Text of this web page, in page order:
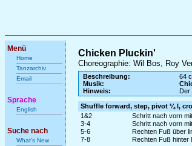
Menü
Home
Tanzarchiv
Email
Sprache
English
Suche nach
What's New
Chicken Pluckin'
Choreographie: Wil Bos, Roy
Beschreibung:
64
Musik:
Hinweis:
Der
Shuffle forward, step, pivot ¼ l,
1&2
Schritt nach vorn
3-4
Schritt nach vorn
5-6
Rechten Fuß über
7-8
Rechten Fuß hinter